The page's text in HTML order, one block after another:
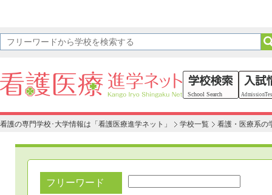
看護の専門学校･大学情報は「看護医療進学ネット」 学校一覧 看護・医療系の
フリーワード